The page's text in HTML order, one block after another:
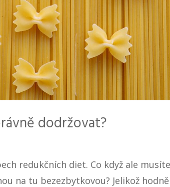
dodržovat?
redukčních diet. Co když ale
na tu bezezbytkovou? Jelikož